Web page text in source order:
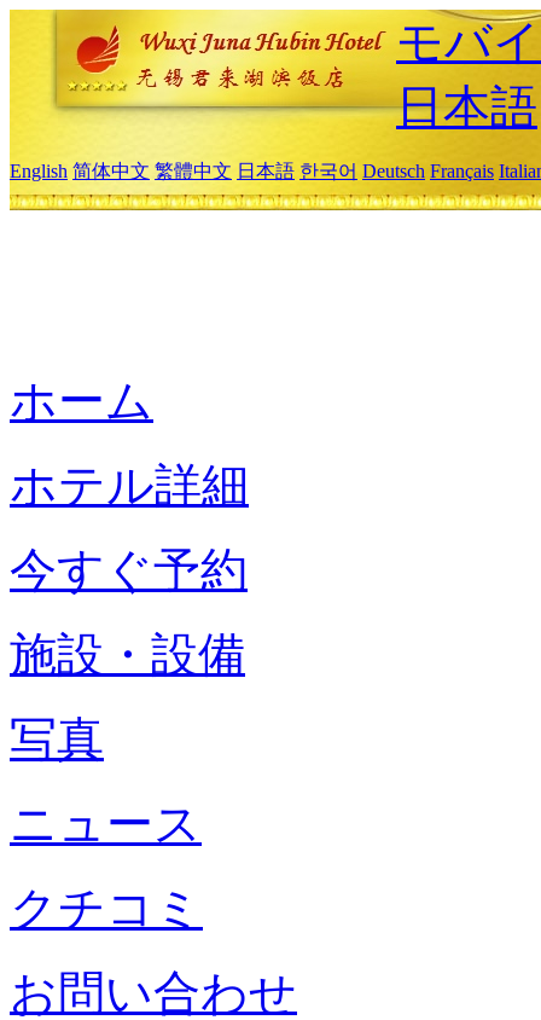
モバ
日本語
English 简体中文 繁體中文 日本語 한국어 Deutsch Français
ホーム
ホテル詳細
今すぐ予約
施設・設備
写真
ニュース
クチコミ
お問い合わせ